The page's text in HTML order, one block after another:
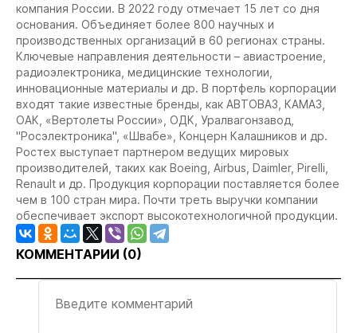
компания России. В 2022 году отмечает 15 лет со дня
основания. Объединяет более 800 научных и
производственных организаций в 60 регионах страны.
Ключевые направления деятельности – авиастроение,
радиоэлектроника, медицинские технологии,
инновационные материалы и др. В портфель корпорации
входят такие известные бренды, как АВТОВАЗ, КАМАЗ,
ОАК, «Вертолеты России», ОДК, Уралвагонзавод,
"Росэлектроника", «Швабе», Концерн Калашников и др.
Ростех выступает партнером ведущих мировых
производителей, таких как Boeing, Airbus, Daimler, Pirelli,
Renault и др. Продукция корпорации поставляется более
чем в 100 стран мира. Почти треть выручки компании
обеспечивает экспорт высокотехнологичной продукции.
КОММЕНТАРИИ (0)